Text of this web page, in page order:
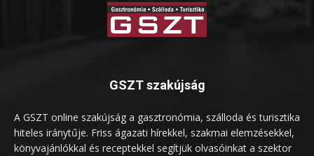
GSZT szakújság
A GSZT online szakújság a gasztronómia, szálloda és turisztika
hiteles iránytűje. Friss ágazati hírekkel, szakmai elemzésekkel,
könyvajánlókkal és receptekkel segítjük olvasóinkat a szektor